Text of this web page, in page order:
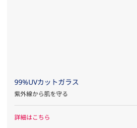
99%UVカットガラス
紫外線から肌を守る
詳細はこちら